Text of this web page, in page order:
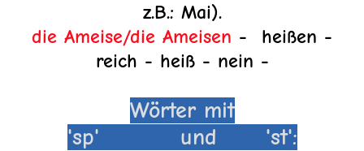
z.B.: Mai).
die Ameise/die Ameisen - heißen -
reich - heiß - nein -
Wörter mit
'sp' und 'st':